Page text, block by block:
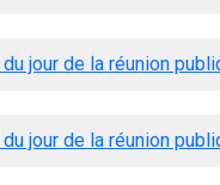
jour de la réunion
jour de la réunion